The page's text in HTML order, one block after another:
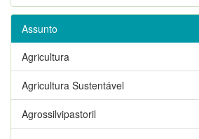
Assunto
Agricultura
Agricultura Sustentável
Agrossilvipastoril